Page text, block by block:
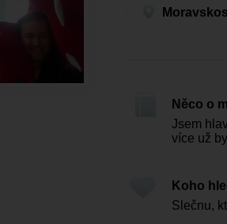
Něco o
Jsem
více už
Koho
Slečnu,